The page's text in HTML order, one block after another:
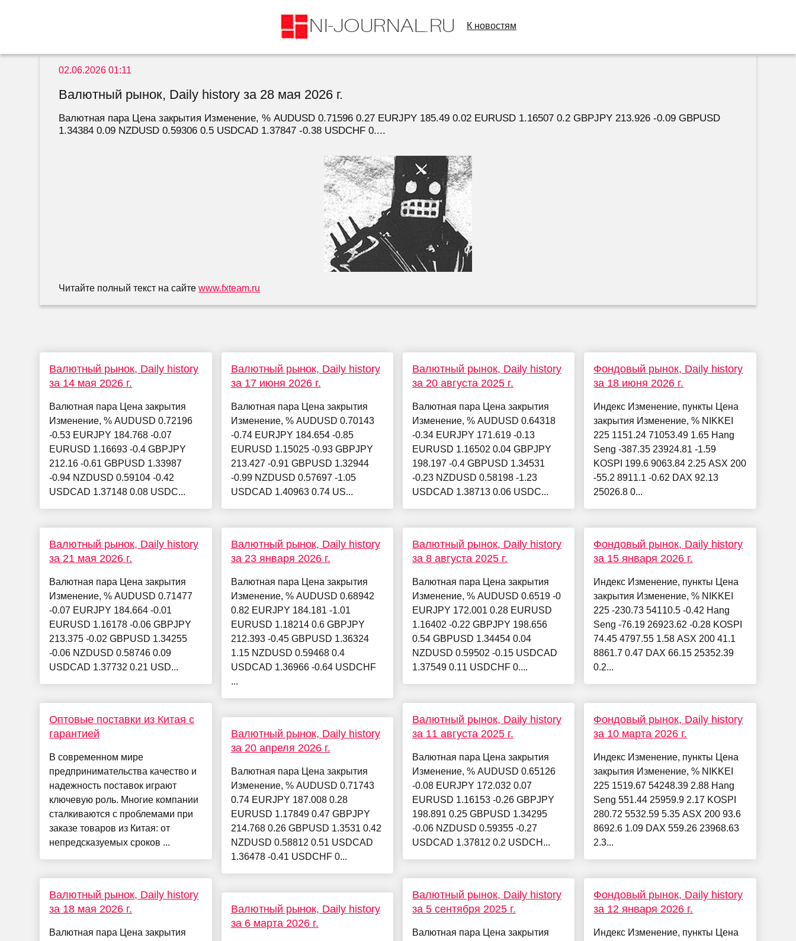
К новостям
02.06.2026 01:11
Валютный рынок, Daily history за 28 мая 2026 г.
Валютная пара Цена закрытия Изменение, % AUDUSD 0.71596 0.27 EURJPY 185.49 0.02 EURUSD 1.16507 0.2 GBPJPY 213.926 -0.09 GBPUSD
1.34384 0.09 NZDUSD 0.59306 0.5 USDCAD 1.37847 -0.38 USDCHF 0....
Читайте полный текст на сайтеwww.fxteam.ru
Валютный рынок, Daily history
за 14 мая 2026 г.
Валютная пара Цена закрытия
Изменение, % AUDUSD 0.72196
-0.53 EURJPY 184.768 -0.07
EURUSD 1.16693 -0.4 GBPJPY
212.16 -0.61 GBPUSD 1.33987
-0.94 NZDUSD 0.59104 -0.42
USDCAD 1.37148 0.08 USDC...
Валютный рынок, Daily history
за 21 мая 2026 г.
Валютная пара Цена закрытия
Изменение, % AUDUSD 0.71477
-0.07 EURJPY 184.664 -0.01
EURUSD 1.16178 -0.06 GBPJPY
213.375 -0.02 GBPUSD 1.34255
-0.06 NZDUSD 0.58746 0.09
USDCAD 1.37732 0.21 USD...
Оптовые поставки из Китая с
гарантией
В современном мире
предпринимательства качество и
надежность поставок играют
ключевую роль. Многие компании
сталкиваются с проблемами при
заказе товаров из Китая: от
непредсказуемых сроков ...
Валютный рынок, Daily history
за 18 мая 2026 г.
Валютная пара Цена закрытия
Валютный рынок, Daily history
за 17 июня 2026 г.
Валютная пара Цена закрытия
Изменение, % AUDUSD 0.70143
-0.74 EURJPY 184.654 -0.85
EURUSD 1.15025 -0.93 GBPJPY
213.427 -0.91 GBPUSD 1.32944
-0.99 NZDUSD 0.57697 -1.05
USDCAD 1.40963 0.74 US...
Валютный рынок, Daily history
за 23 января 2026 г.
Валютная пара Цена закрытия
Изменение, % AUDUSD 0.68942
0.82 EURJPY 184.181 -1.01
EURUSD 1.18214 0.6 GBPJPY
212.393 -0.45 GBPUSD 1.36324
1.15 NZDUSD 0.59468 0.4
USDCAD 1.36966 -0.64 USDCHF
...
Валютный рынок, Daily history
за 20 апреля 2026 г.
Валютная пара Цена закрытия
Изменение, % AUDUSD 0.71743
0.74 EURJPY 187.008 0.28
EURUSD 1.17849 0.47 GBPJPY
214.768 0.26 GBPUSD 1.3531 0.42
NZDUSD 0.58812 0.51 USDCAD
1.36478 -0.41 USDCHF 0...
Валютный рынок, Daily history
за 6 марта 2026 г.
Валютный рынок, Daily history
за 20 августа 2025 г.
Валютная пара Цена закрытия
Изменение, % AUDUSD 0.64318
-0.34 EURJPY 171.619 -0.13
EURUSD 1.16502 0.04 GBPJPY
198.197 -0.4 GBPUSD 1.34531
-0.23 NZDUSD 0.58198 -1.23
USDCAD 1.38713 0.06 USDC...
Валютный рынок, Daily history
за 8 августа 2025 г.
Валютная пара Цена закрытия
Изменение, % AUDUSD 0.6519 -0
EURJPY 172.001 0.28 EURUSD
1.16402 -0.22 GBPJPY 198.656
0.54 GBPUSD 1.34454 0.04
NZDUSD 0.59502 -0.15 USDCAD
1.37549 0.11 USDCHF 0....
Валютный рынок, Daily history
за 11 августа 2025 г.
Валютная пара Цена закрытия
Изменение, % AUDUSD 0.65126
-0.08 EURJPY 172.032 0.07
EURUSD 1.16153 -0.26 GBPJPY
198.891 0.25 GBPUSD 1.34295
-0.06 NZDUSD 0.59355 -0.27
USDCAD 1.37812 0.2 USDCH...
Валютный рынок, Daily history
за 5 сентября 2025 г.
Валютная пара Цена закрытия
Фондовый рынок, Daily history
за 18 июня 2026 г.
Индекс Изменение, пункты Цена
закрытия Изменение, % NIKKEI
225 1151.24 71053.49 1.65 Hang
Seng -387.35 23924.81 -1.59
KOSPI 199.6 9063.84 2.25 ASX 200
-55.2 8911.1 -0.62 DAX 92.13
25026.8 0...
Фондовый рынок, Daily history
за 15 января 2026 г.
Индекс Изменение, пункты Цена
закрытия Изменение, % NIKKEI
225 -230.73 54110.5 -0.42 Hang
Seng -76.19 26923.62 -0.28 KOSPI
74.45 4797.55 1.58 ASX 200 41.1
8861.7 0.47 DAX 66.15 25352.39
0.2...
Фондовый рынок, Daily history
за 10 марта 2026 г.
Индекс Изменение, пункты Цена
закрытия Изменение, % NIKKEI
225 1519.67 54248.39 2.88 Hang
Seng 551.44 25959.9 2.17 KOSPI
280.72 5532.59 5.35 ASX 200 93.6
8692.6 1.09 DAX 559.26 23968.63
2.3...
Фондовый рынок, Daily history
за 12 января 2026 г.
Индекс Изменение, пункты Цена